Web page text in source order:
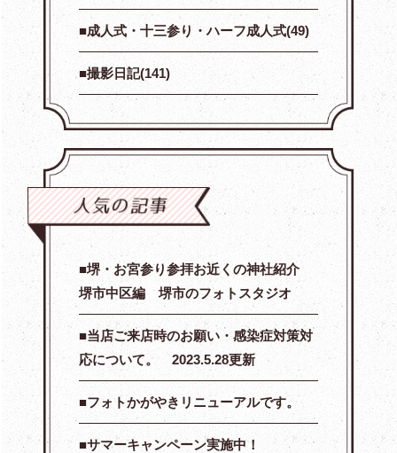
成人式・十三参り・ハーフ成人式(49)
撮影日記(141)
堺・お宮参り参拝お近くの神社紹介
堺市中区編 堺市のフォトスタジオ
当店ご来店時のお願い・感染症対策対
応について。 2023.5.28更新
フォトかがやきリニューアルです。
サマーキャンペーン実施中！